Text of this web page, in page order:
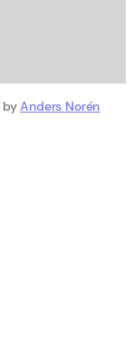
byAnders Norén